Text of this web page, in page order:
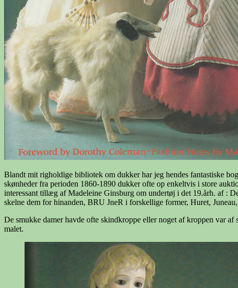
Blandt mit righoldige bibliotek om dukker har jeg hendes fantastiske
skønheder fra perioden 1860-1890 dukker ofte op enkeltvis i store
interessant tillæg af Madeleine Ginsburg om undertøj i det 19.årh. af :
skelne dem for hinanden, BRU JneR i forskellige former, Huret,
De smukke damer havde ofte skindkroppe eller noget af kroppen var
malet.